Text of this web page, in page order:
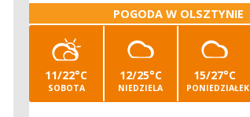
POGODA W OLSZTYNIE
11/22°C
SOBOTA
12/25°C
NIEDZIELA
15/27°C
PONIEDZIAŁEK